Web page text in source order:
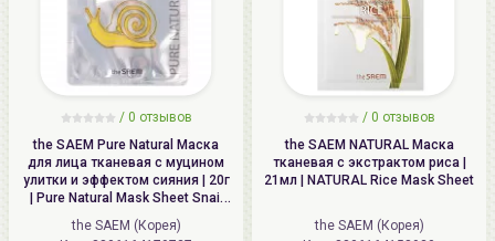
/ 0 отзывов
the SAEM Pure Natural Маска
для лица тканевая с муцином
улитки и эффектом сияния | 20г
| Pure Natural Mask Sheet Snail
Brightening
the SAEM (Корея)
/ 0 отзывов
the SAEM NATURAL Маска
тканевая с экстрактом риса |
21мл | NATURAL Rice Mask Sheet
the SAEM (Корея)